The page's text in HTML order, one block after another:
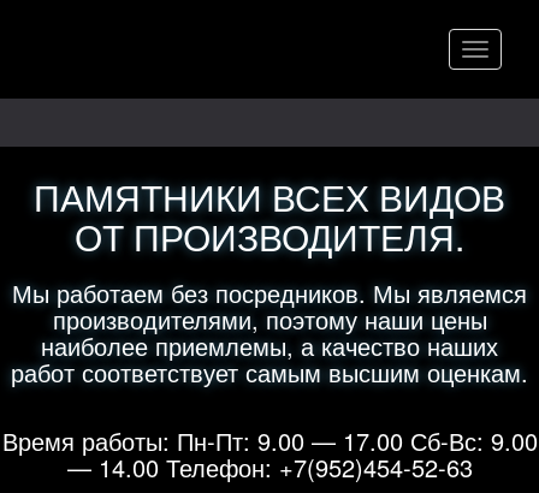
Меню
ПАМЯТНИКИ ВСЕХ ВИДОВ
ОТ ПРОИЗВОДИТЕЛЯ.
Мы работаем без посредников. Мы являемся
производителями, поэтому наши цены
наиболее приемлемы, а качество наших
работ соответствует самым высшим оценкам.
Время работы: Пн-Пт: 9.00 — 17.00 Сб-Вс: 9.00
— 14.00 Телефон: +7(952)454-52-63